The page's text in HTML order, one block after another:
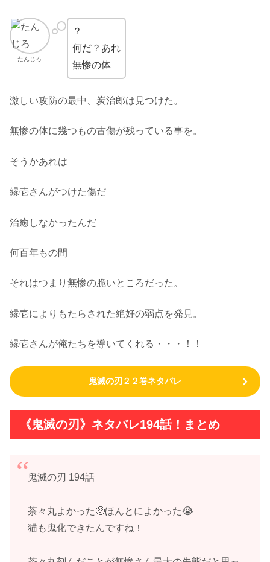
たんじろ
？
何だ？あれ
無惨の体
激しい攻防の最中、炭治郎は見つけた。
無惨の体に幾つもの古傷が残っている事を。
そうかあれは
縁壱さんがつけた傷だ
治癒しなかったんだ
何百年もの間
それはつまり無惨の脆いところだった。
縁壱によりもたらされた絶好の弱点を発見。
縁壱さんが俺たちを導いてくれる・・・！！
鬼滅の刃２２巻ネタバレ
《鬼滅の刃》ネタバレ194話！まとめ
鬼滅の刃 194話
茶々丸よかった🥺ほんとによかった😭
猫も鬼化できたんですね！